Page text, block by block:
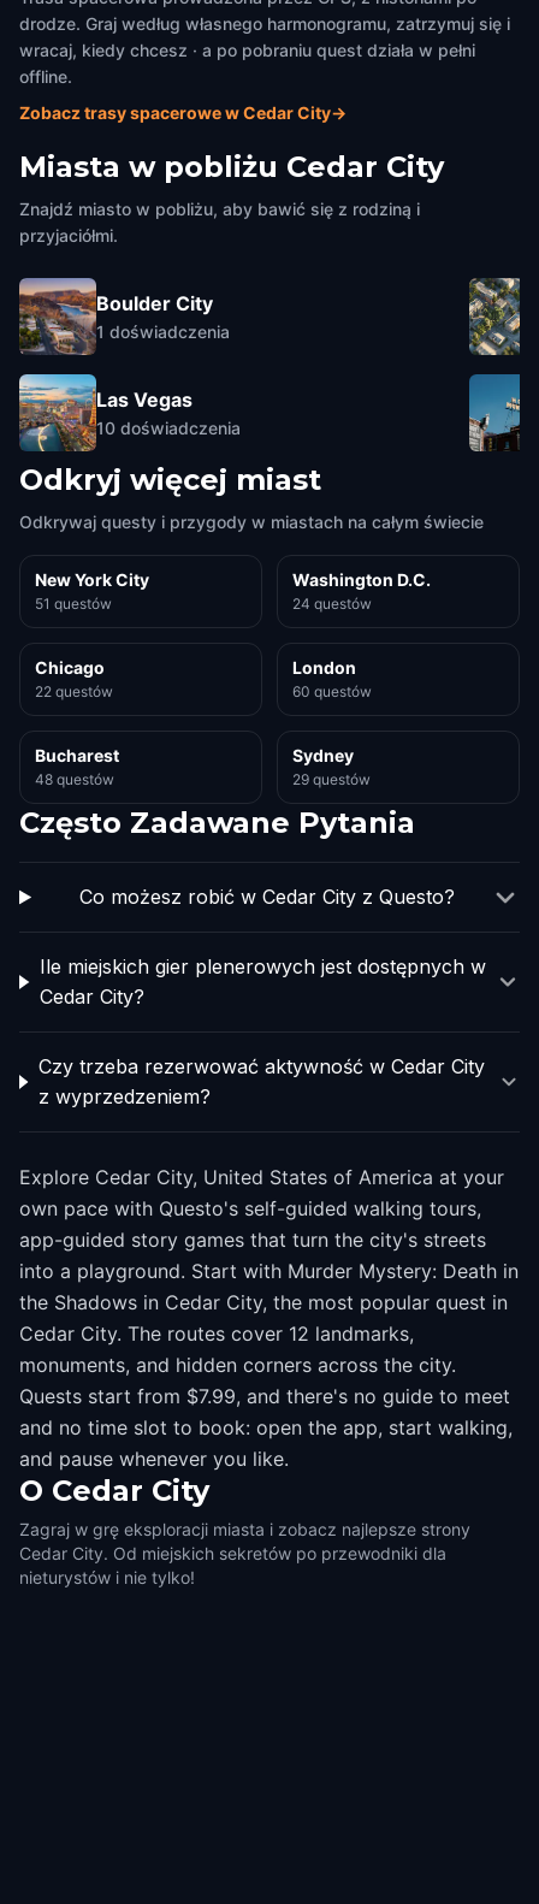
drodze. Graj według własnego harmonogramu, zatrzymuj się i
wracaj, kiedy chcesz · a po pobraniu quest działa w pełni
offline.
Zobacz trasy spacerowe w Cedar City→
Miasta w pobliżu Cedar City
Znajdź miasto w pobliżu, aby bawić się z rodziną i
przyjaciółmi.
Boulder City
1 doświadczenia
Las Vegas
10 doświadczenia
Odkryj więcej miast
Odkrywaj questy i przygody w miastach na całym świecie
New York City
51 questów
Washington D.C.
24 questów
Chicago
22 questów
London
60 questów
Bucharest
48 questów
Sydney
29 questów
Często Zadawane Pytania
Co możesz robić w Cedar City z Questo?
Ile miejskich gier plenerowych jest dostępnych w
Cedar City?
Czy trzeba rezerwować aktywność w Cedar City
z wyprzedzeniem?
Explore Cedar City, United States of America at your
own pace with Questo's self-guided walking tours,
app-guided story games that turn the city's streets
into a playground. Start with Murder Mystery: Death in
the Shadows in Cedar City, the most popular quest in
Cedar City. The routes cover 12 landmarks,
monuments, and hidden corners across the city.
Quests start from $7.99, and there's no guide to meet
and no time slot to book: open the app, start walking,
and pause whenever you like.
O Cedar City
Zagraj w grę eksploracji miasta i zobacz najlepsze strony
Cedar City. Od miejskich sekretów po przewodniki dla
nieturystów i nie tylko!